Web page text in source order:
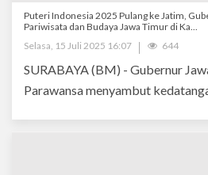
Puteri Indonesia 2025 Pulang ke Jatim,
Pariwisata dan Budaya Jawa Timur di Ka...
Selasa, 15 Juli 2025 16:07
644
SURABAYA (BM) - Gubernur
Parawansa menyambut